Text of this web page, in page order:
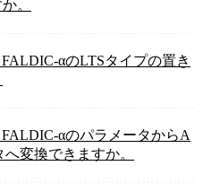
。
αのLTSタイプの置き
αのパラメータからA
変換できますか。